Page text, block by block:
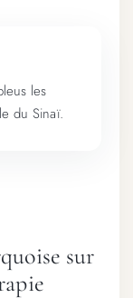
les
du Sinaï.
sur